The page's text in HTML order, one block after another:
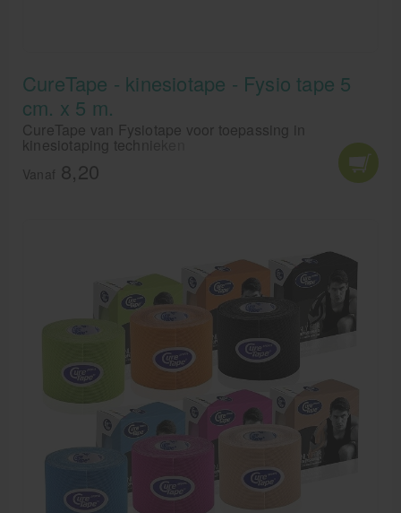
CureTape - kinesiotape - Fysio tape 5
cm. x 5 m.
CureTape van Fysiotape voor toepassing in
kinesiotaping technieken
Vanaf 8,20